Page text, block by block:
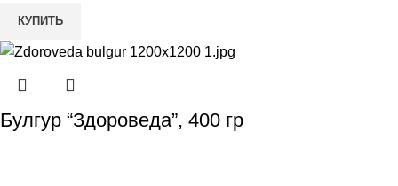
КУПИТЬ
Булгур “Здороведа”, 400 гр